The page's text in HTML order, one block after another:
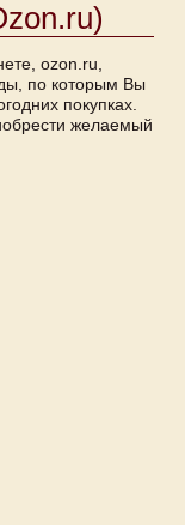
ozon.ru,
по которым Вы
покупках.
желаемый